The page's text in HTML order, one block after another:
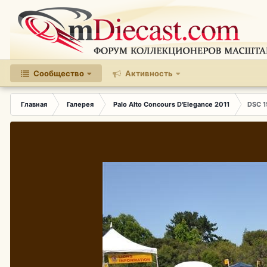
Сообщество Активность
Главная Галерея Palo Alto Concours D'Elegance 2011 DSC